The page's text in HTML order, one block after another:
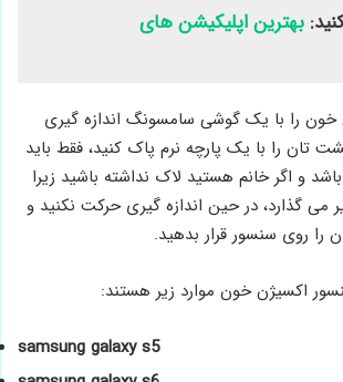
بهترین اپلیکیشن های
خون را با یک گوشی سامسونگ اندازه گیری
تان را با یک پارچه نرم پاک کنید، فقط باید
و اگر خانم هستید لاک نداشته باشید زیرا
می گذارد، در حین اندازه گیری حرکت نکنید و
را روی سنسور قرار بدهید.
اکسیژن خون موارد زیر هستند:
samsung galaxy s5